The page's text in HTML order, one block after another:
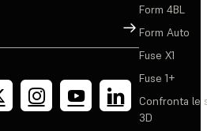
Registrati
Form 4BL
Form Auto
Fuse X1
Fuse 1+
Confronta le
3D